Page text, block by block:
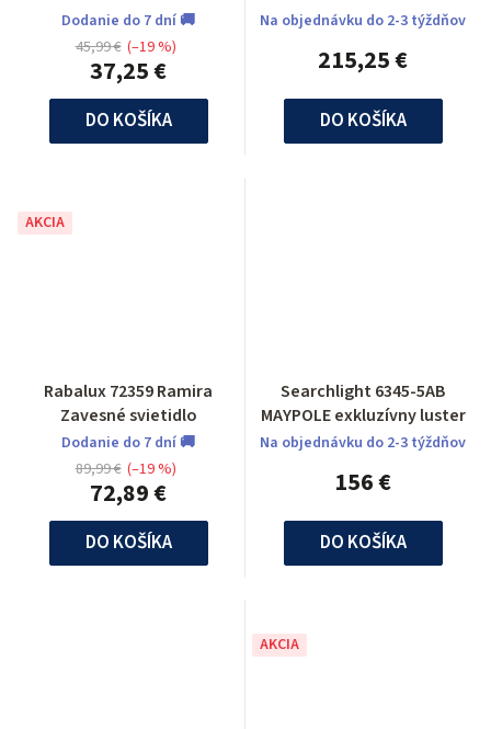
Dodanie do 7 dní 🚚
37,25 €
45,99 € (–19 %)
DO KOŠÍKA
Na objednávku do 2-3 týždňov
215,25 €
DO KOŠÍKA
AKCIA
Rabalux 72359 Ramira
Zavesné svietidlo
Dodanie do 7 dní 🚚
72,89 €
89,99 € (–19 %)
DO KOŠÍKA
Searchlight 6345-5AB
MAYPOLE exkluzívny luster
Na objednávku do 2-3 týždňov
156 €
DO KOŠÍKA
AKCIA